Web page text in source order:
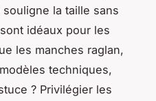
la taille sans
idéaux pour les
les manches raglan,
techniques,
? Privilégier les